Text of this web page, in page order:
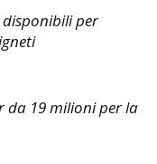
per
da 19 milioni per la